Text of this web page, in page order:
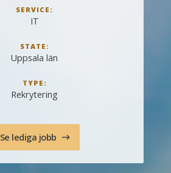
SERVICE:
IT
STATE:
Uppsala län
TYPE:
Rekrytering
Se lediga jobb